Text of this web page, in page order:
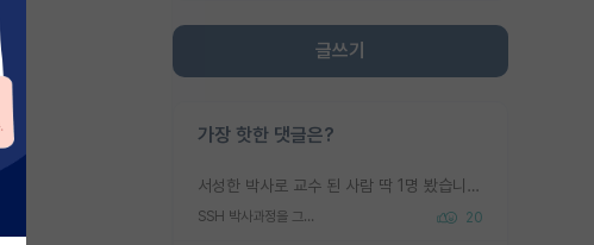
글쓰기
가장 핫한 댓글은?
서성한 박사로 교수 된 사람 딱 1명 봤습니다. 근데 지방대 박사로 교수된 거는 기적이 일어나야되요. 서성한 학부부터여도 빡센게 교수임용일텐데 지방대박사로 무슨 교수가 되나요...... 중소기업/중견기업 팀장급/연구소장급이나 될거 같네요.
SSH 박사과정을 그만두고 지방대 박사로 옮기면 교수의 꿈은 끝일까요? 20